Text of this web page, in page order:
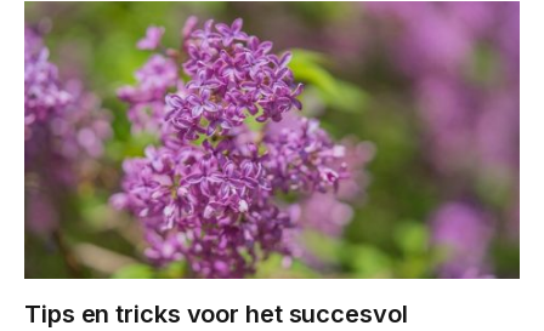
Tips en tricks voor het succesvol